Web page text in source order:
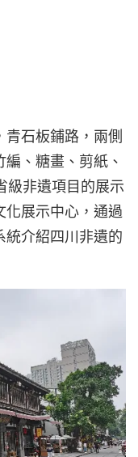
石板鋪路，兩側
、糖畫、剪紙、
級非遺項目的展示
展示中心，通過
統介紹四川非遺的